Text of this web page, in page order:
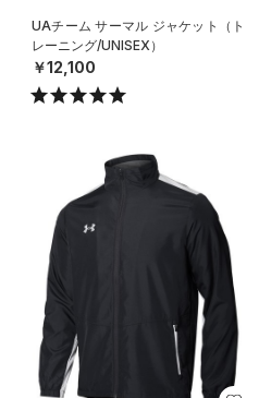
UAチーム サーマル ジャケット（ト
レーニング/UNISEX）
￥12,100